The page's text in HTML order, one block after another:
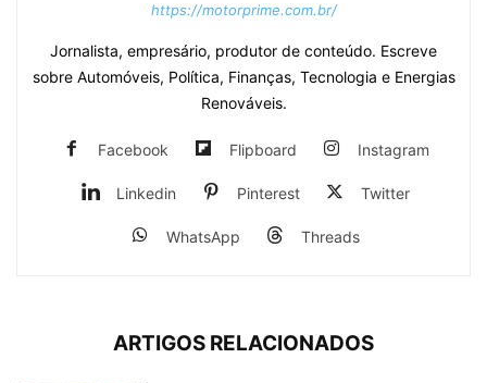
https://motorprime.com.br/
Jornalista, empresário, produtor de conteúdo. Escreve
sobre Automóveis, Política, Finanças, Tecnologia e Energias
Renováveis.
Facebook Flipboard Instagram
Linkedin Pinterest Twitter
WhatsApp Threads
ARTIGOS RELACIONADOS